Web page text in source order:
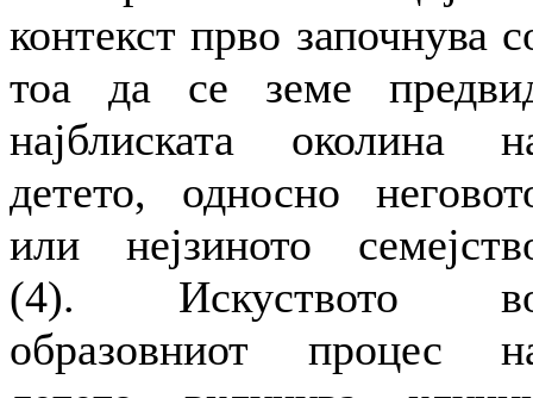
контекст прво започнува
тоа да се земе
најблиската околина
детето, односно
или нејзиното
(4). Искуството
образовниот процес